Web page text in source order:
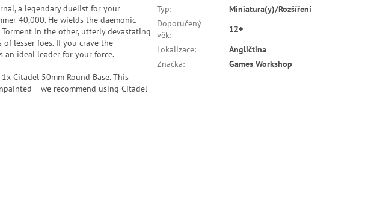
a legendary duelist for your
40,000. He wields the daemonic
in the other, utterly devastating
lesser foes. If you crave the
an ideal leader for your force.
Citadel 50mm Round Base. This
– we recommend using Citadel
Typ:
Miniatura(y)/Rozšíření
Doporučený
věk:
12+
Lokalizace:
Angličtina
Značka: Games Workshop